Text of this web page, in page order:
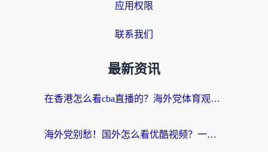
应用权限
联系我们
最新资讯
在香港怎么看cba直播的？海外党体育观赛终极指南：告别版权限制，畅享中文解说
海外党别愁！国外怎么看优酷视频？一招解决追剧、看直播难题